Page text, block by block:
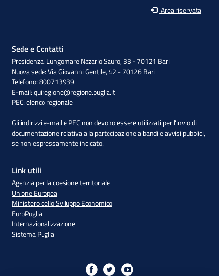
Area riservata
Sede e Contatti
Presidenza: Lungomare Nazario Sauro, 33 - 70121 Bari
Nuova sede: Via Giovanni Gentile, 42 - 70126 Bari
Telefono: 800713939
E-mail:quiregione@regione.puglia.it
PEC:elenco regionale
Gli indirizzi e-mail e PEC non devono essere utilizzati per l'invio di
documentazione relativa alla partecipazione a bandi e avvisi pubblici,
se non espressamente indicato.
Link utili
Agenzia per la coesione territoriale
Unione Europea
Ministero dello Sviluppo Economico
EuroPuglia
Internazionalizzazione
Sistema Puglia